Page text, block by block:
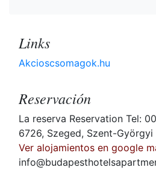
Links
Akcioscsomagok.hu
Reservación
La reserva Reservation Tel:
6726, Szeged, Szent-Györgyi
Ver alojamientos en google